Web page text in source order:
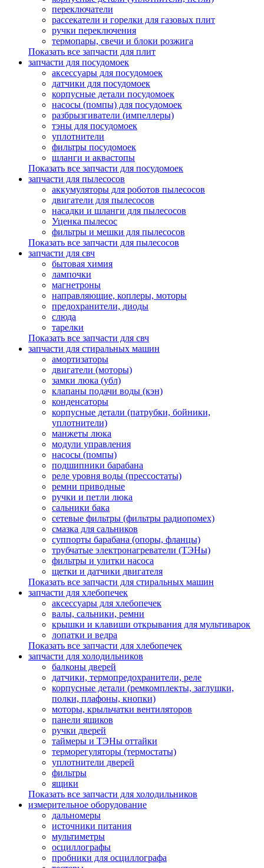
переключатели
рассекатели и горелки для газовых плит
ручки переключения
термопары, свечи и блоки розжига
Показать все запчасти для плит
запчасти для посудомоек
аксессуары для посудомоек
датчики для посудомоек
корпусные детали посудомоек
насосы (помпы) для посудомоек
разбрызгиватели (импеллеры)
тэны для посудомоек
уплотнители
фильтры посудомоек
шланги и аквастопы
Показать все запчасти для посудомоек
запчасти для пылесосов
аккумуляторы для роботов пылесосов
двигатели для пылесосов
насадки и шланги для пылесосов
Уценка пылесос
фильтры и мешки для пылесосов
Показать все запчасти для пылесосов
запчасти для свч
бытовая химия
лампочки
магнетроны
направляющие, коплеры, моторы
предохранители, диоды
слюда
тарелки
Показать все запчасти для свч
запчасти для стиральных машин
амортизаторы
двигатели (моторы)
замки люка (убл)
клапаны подачи воды (кэн)
конденсаторы
корпусные детали (патрубки, бойники,
уплотнители)
манжеты люка
модули управления
насосы (помпы)
подшипники барабана
реле уровня воды (прессостаты)
ремни приводные
ручки и петли люка
сальники бака
сетевые фильтры (фильтры радиопомех)
смазка для сальников
суппорты барабана (опоры, фланцы)
трубчатые электронагреватели (ТЭНы)
фильтры и улитки насоса
щетки и датчики двигателя
Показать все запчасти для стиральных машин
запчасти для хлебопечек
аксессуары для хлебопечек
валы, сальники, ремни
крышки и клавиши открывания для мультиварок
лопатки и ведра
Показать все запчасти для хлебопечек
запчасти для холодильников
балконы дверей
датчики, термопредохранители, реле
корпусные детали (ремкомплекты, заглушки,
полки, плафоны, кнопки)
моторы, крыльчатки вентиляторов
панели ящиков
ручки дверей
таймеры и ТЭНы оттайки
терморегуляторы (термостаты)
уплотнители дверей
фильтры
ящики
Показать все запчасти для холодильников
измерительное оборудование
дальномеры
источники питания
мультиметры
осциллографы
пробники для осциллографа